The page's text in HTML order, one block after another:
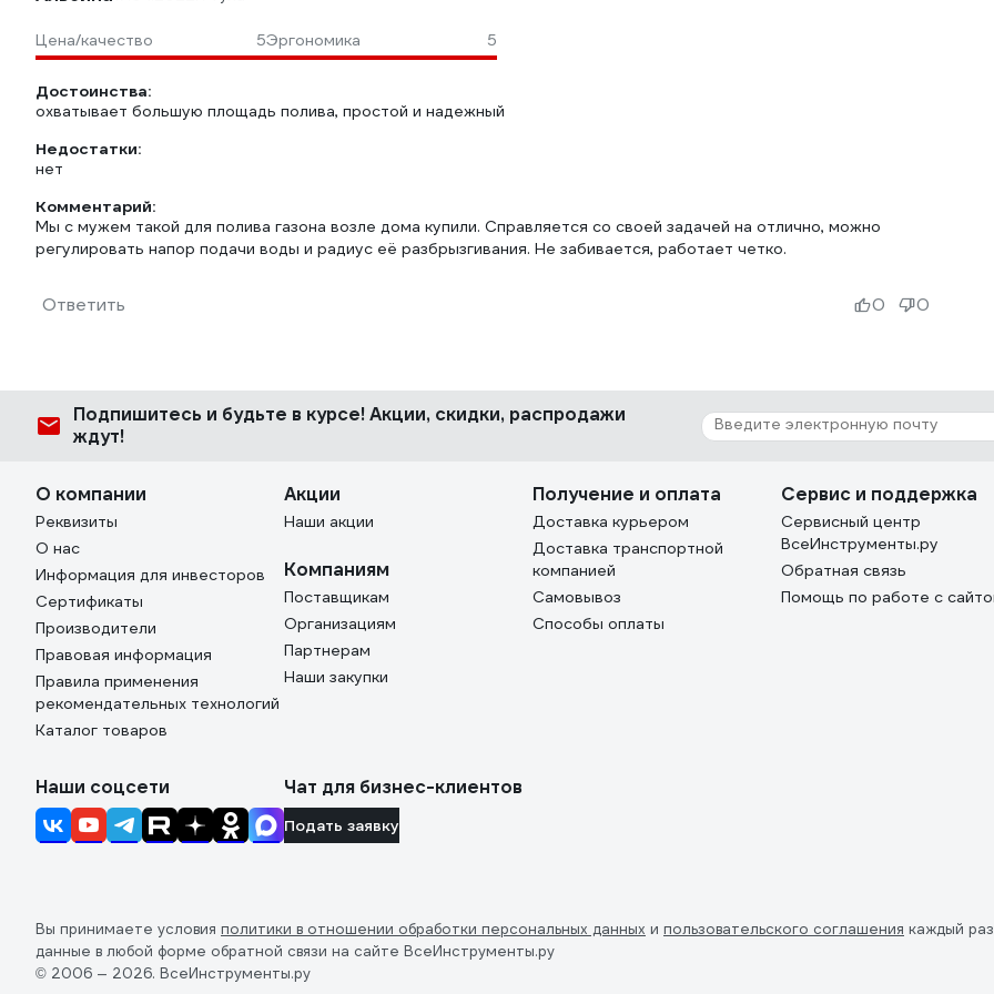
Цена/качество 5Эргономика 5
Достоинства:
охватывает большую площадь полива, простой и надежный
Недостатки:
нет
Комментарий:
Мы с мужем такой для полива газона возле дома купили. Справляется со своей задачей на отлично, можно
регулировать напор подачи воды и радиус её разбрызгивания. Не забивается, работает четко.
Ответить 0 0
Подпишитесь и будьте в курсе! Акции, скидки, распродажи
ждут!
О компании
Реквизиты
О нас
Информация для инвесторов
Сертификаты
Производители
Правовая информация
Правила применения
рекомендательных технологий
Каталог товаров
Акции
Наши акции
Компаниям
Поставщикам
Организациям
Партнерам
Наши закупки
Получение и оплата
Доставка курьером
Доставка транспортной
компанией
Самовывоз
Способы оплаты
Сервис и поддержка
Сервисный центр
ВсеИнструменты.ру
Обратная связь
Помощь по работе с
Наши соцсети Чат для бизнес-клиентов
Подать заявку
Вы принимаете условия политики в отношении обработки персональных данных и пользовательского соглашения каждый
данные в любой форме обратной связи на сайте ВсеИнструменты.ру
© 2006 — 2026. ВсеИнструменты.ру